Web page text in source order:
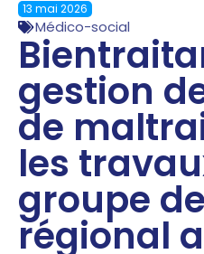
13 mai 2026
Médico-social
gestion
de
les
groupe
régional